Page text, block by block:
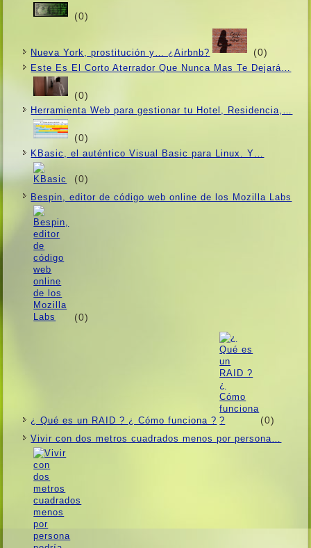
(0)
Nueva York, prostitución y… ¿Airbnb? (0)
Este Es El Corto Aterrador Que Nunca Mas Te Dejará…
(0)
Herramienta Web para gestionar tu Hotel, Residencia,…
(0)
KBasic, el auténtico Visual Basic para Linux. Y…
(0)
Bespin, editor de código web online de los Mozilla Labs
(0)
¿ Qué es un RAID ? ¿ Cómo funciona ? (0)
Vivir con dos metros cuadrados menos por persona…